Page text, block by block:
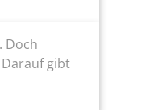
Doch
gibt